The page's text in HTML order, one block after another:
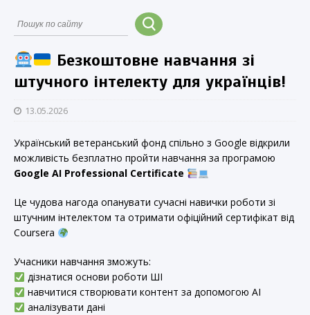
Безкоштовне навчання зі
штучного інтелекту для українців!
13.05.2026
Український ветеранський фонд спільно з Google відкрили
можливість безплатно пройти навчання за програмою
Google AI Professional Certificate
Це чудова нагода опанувати сучасні навички роботи зі
штучним інтелектом та отримати офіційний сертифікат від
Coursera
Учасники навчання зможуть:
дізнатися основи роботи ШІ
навчитися створювати контент за допомогою AI
аналізувати дані